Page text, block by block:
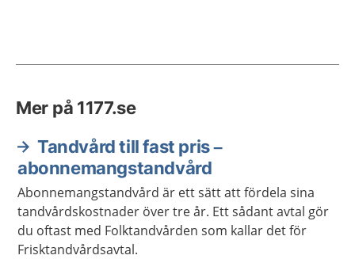
Mer på 1177.se
Tandvård till fast pris –
abonnemangstandvård
Abonnemangstandvård är ett sätt att fördela sina
tandvårdskostnader över tre år. Ett sådant avtal gör
du oftast med Folktandvården som kallar det för
Frisktandvårdsavtal.